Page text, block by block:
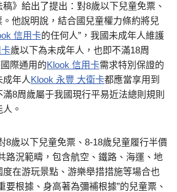
》給出了提出：對8歲以下兒童免票、
他說明說，結合國兒童權力條約將兒
信用卡的任何人”，我國未成年人維護
歲以下為未成年人，也即不滿18周
際通用的Klook 信用卡需求特別保證的
年人Klook 永豐 大衛卡都應當享用到
8周歲屬于我國現行平易近法總則規則
。
8歲以下兒童免票、8-18歲兒童履行半價
路況範疇，包含航空、鐵路、海運、地
在游玩景點、游樂舉措措施等場合也
要根據、身高著為彌補根據”的兒童票、